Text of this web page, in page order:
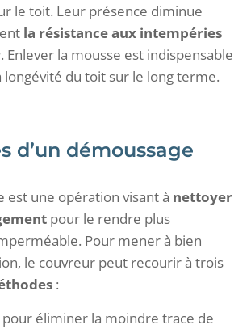
le toit. Leur présence diminue
la résistance aux intempéries
. Enlever la mousse est indispensable
longévité du toit sur le long terme.
d’un démoussage
est une opération visant à nettoyer
pour le rendre plus
Pour mener à bien
le couvreur peut recourir à trois
:
pour éliminer la moindre trace de